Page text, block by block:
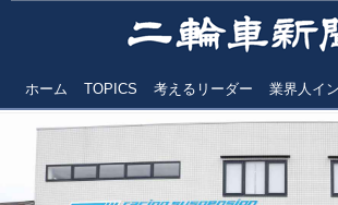
ホーム TOPICS 考えるリーダー 業界人イ